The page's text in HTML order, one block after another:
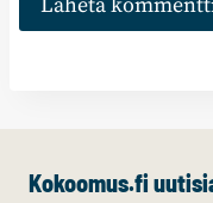
Kokoomus.fi